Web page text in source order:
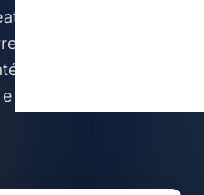
elevou o
Engenharia com
unindo design
tecnologia.